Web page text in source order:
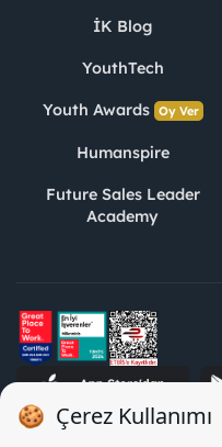
İK Blog
YouthTech
Youth Awards Oy Ver
Humanspire
Future Sales Leader
Academy